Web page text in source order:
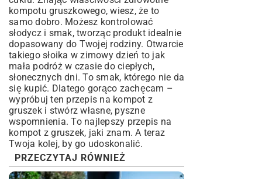
kompotu gruszkowego, wiesz, że to
samo dobro. Możesz kontrolować
słodycz i smak, tworząc produkt idealnie
dopasowany do Twojej rodziny. Otwarcie
takiego słoika w zimowy dzień to jak
mała podróż w czasie do ciepłych,
słonecznych dni. To smak, którego nie da
się kupić. Dlatego gorąco zachęcam –
wypróbuj ten przepis na kompot z
gruszek i stwórz własne, pyszne
wspomnienia. To najlepszy przepis na
kompot z gruszek, jaki znam. A teraz
Twoja kolej, by go udoskonalić.
PRZECZYTAJ RÓWNIEŻ